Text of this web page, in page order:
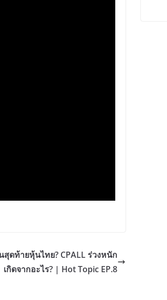
สุดท้ายหุ้นไทย? CPALL ร่วงหนัก
เกิดจากอะไร? | Hot Topic EP.8